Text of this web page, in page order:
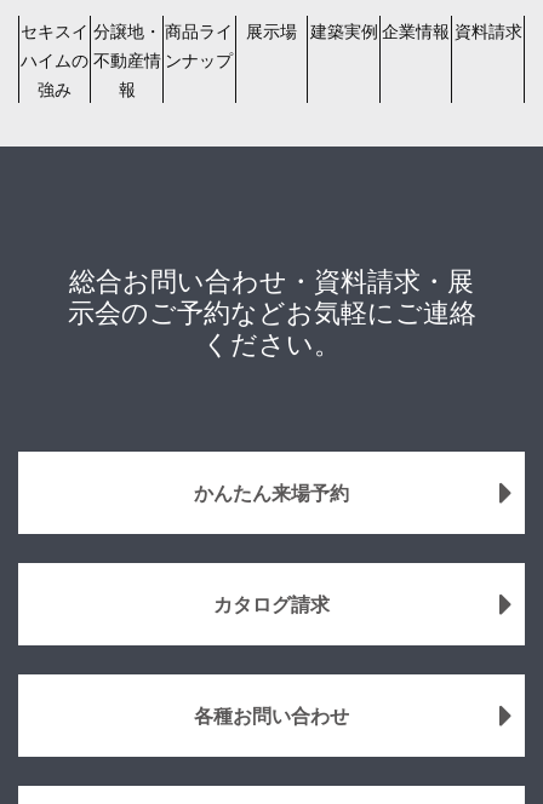
セキスイ
ハイムの
強み
分譲地・
不動産情
報
商品ライ
ンナップ
展示場 建築実例 企業情報 資料請求
総合お問い合わせ・資料請求・展
示会のご予約などお気軽にご連絡
ください。
かんたん来場予約
カタログ請求
各種お問い合わせ